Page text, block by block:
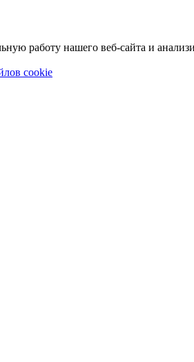
работу нашего веб-сайта и
cookie